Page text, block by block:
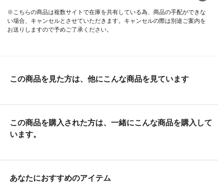
※こちらの商品は複数サイトで在庫を共有している為、商品の手配ができな
い場合、キャンセルとさせていただきます。キャンセルの際は別途ご案内を
お送りしますので予めご了承ください。
この商品を見た方は、他にこんな商品を見ています
この商品を購入された方は、一緒にこんな商品を購入して
います。
あなたにおすすめのアイテム